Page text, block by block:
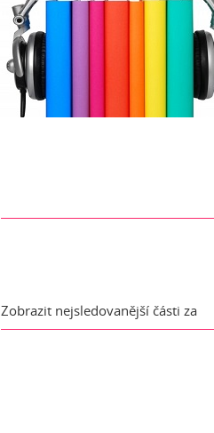
Zobrazit nejsledovanější části za